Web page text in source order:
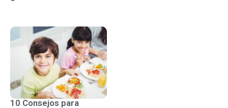
10 Consejos para